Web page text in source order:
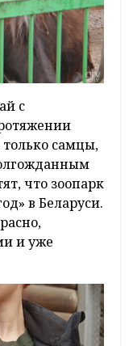
с
самцы,
что зоопарк
в Беларуси.
и уже